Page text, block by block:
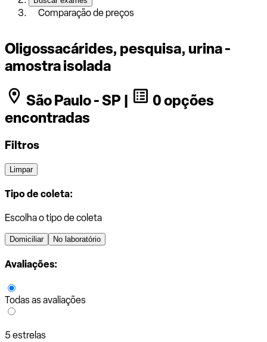
Comparação de preços
Oligossacárides, pesquisa, urina -
amostra isolada
São Paulo - SP |
0 opções
encontradas
Filtros
Limpar
Tipo de coleta:
Escolha o tipo de coleta
Domiciliar No laboratório
Avaliações:
Todas as avaliações
5 estrelas